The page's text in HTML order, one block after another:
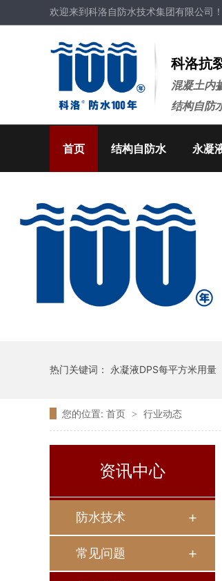
欢迎来到科洛自防水技术集团有限公司！
科洛抗
混凝土内
结构自防
首页 结构自防水 永凝
热门关键词： 永凝液DPS每平方米用量
您的位置: 首页 > 行业动态
资讯中心
防水技术
常见问题